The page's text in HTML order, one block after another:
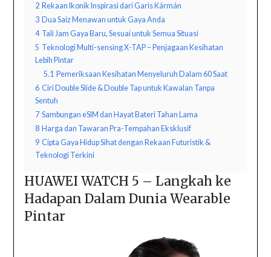
2 Rekaan Ikonik Inspirasi dari Garis Kármán
3 Dua Saiz Menawan untuk Gaya Anda
4 Tali Jam Gaya Baru, Sesuai untuk Semua Situasi
5 Teknologi Multi-sensing X-TAP – Penjagaan Kesihatan
Lebih Pintar
5.1 Pemeriksaan Kesihatan Menyeluruh Dalam 60 Saat
6 Ciri Double Slide & Double Tap untuk Kawalan Tanpa
Sentuh
7 Sambungan eSIM dan Hayat Bateri Tahan Lama
8 Harga dan Tawaran Pra-Tempahan Eksklusif
9 Cipta Gaya Hidup Sihat dengan Rekaan Futuristik &
Teknologi Terkini
HUAWEI WATCH 5 – Langkah ke
Hadapan Dalam Dunia Wearable
Pintar